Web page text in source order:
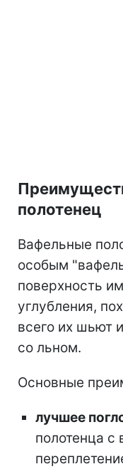
полотенец
Вафельные
особым
поверхность
углубления,
всего их шьют
со льном.
Основные
лучшее
полотенца